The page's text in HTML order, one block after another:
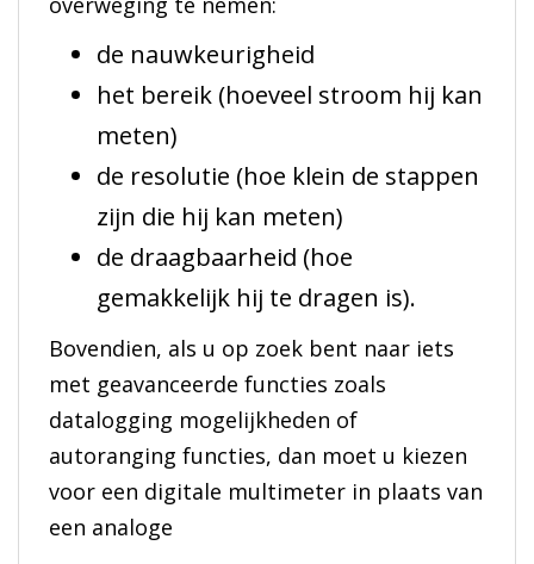
de nauwkeurigheid
het bereik (hoeveel stroom hij kan
meten)
de resolutie (hoe klein de stappen
zijn die hij kan meten)
de draagbaarheid (hoe
gemakkelijk hij te dragen is).
Bovendien, als u op zoek bent naar iets
met geavanceerde functies zoals
datalogging mogelijkheden of
autoranging functies, dan moet u kiezen
voor een digitale multimeter in plaats van
een analoge